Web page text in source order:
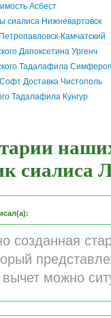
Асбест
сиалиса Нижневартовск
Камчатский
Дапоксетина Ургенч
Тадалафила
Доставка Чистополь
Тадалафила Кунгур
сиалиса
созданная
можно